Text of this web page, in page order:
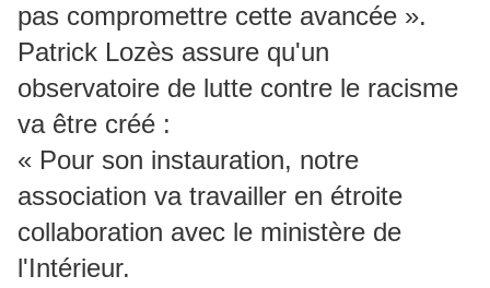
pas compromettre cette avancée ».
Patrick Lozès assure qu'un
observatoire de lutte contre le racisme
va être créé :
« Pour son instauration, notre
association va travailler en étroite
collaboration avec le ministère de
l'Intérieur.